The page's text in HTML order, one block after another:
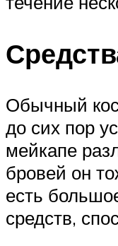
Обычный
до сих пор
мейкапе
бровей он
есть
средств,